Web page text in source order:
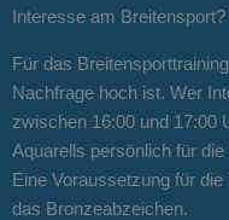
Interesse am Breitensport?
Für das
Nachfrage hoch ist. Wer
zwischen 16:00 und 17:00
Aquarells persönlich für
Eine Voraussetzung für
das Bronzeabzeichen.